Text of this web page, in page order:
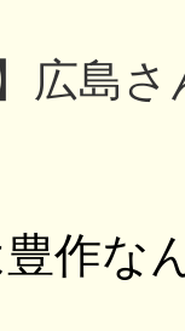
広島
作な